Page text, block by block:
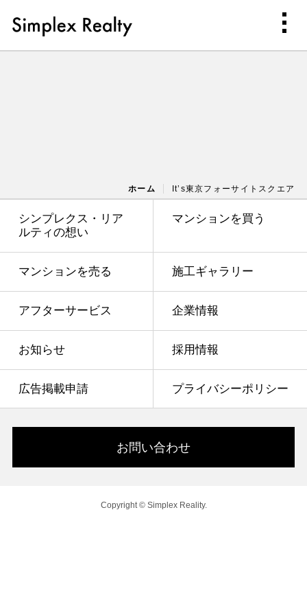
ホーム It’s東京フォーサイトスクエア
シンプレクス・リア
ルティの想い
マンションを買う
マンションを売る 施工ギャラリー
アフターサービス 企業情報
お知らせ 採用情報
広告掲載申請 プライバシーポリシー
お問い合わせ
Copyright © Simplex Reality.